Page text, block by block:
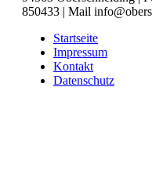
850433 | Mail
Startseite
Impressum
Kontakt
Datenschutz